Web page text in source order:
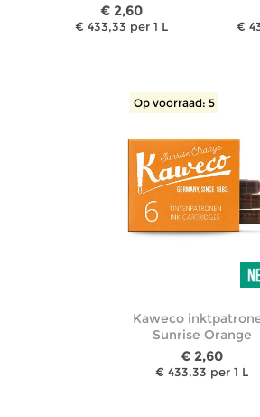
€ 2,60
€ 433,33 per 1 L €
Op voorraad: 5
Kaweco
Sunrise Orange
€ 2,60
€ 433,33 per 1 L